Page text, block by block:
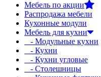
Мебель по акции
Распродажа мебели
Кухонные модули
Мебель для кухни
- Модульные кухни
- Кухни
- Кухни угловые
- Столешницы